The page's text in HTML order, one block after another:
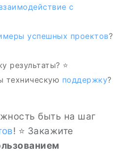
с
успешных проектов?
результаты? ⭐
техническую поддержку?
быть на шаг
! ⭐ Закажите